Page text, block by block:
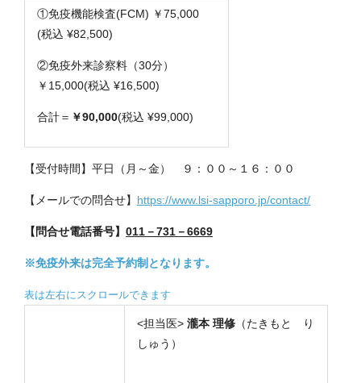
①免疫機能検査(FCM) ￥75,000
(税込 ¥82,500)
②免疫外来診察料（30分）
￥15,000(税込 ¥16,500)
合計＝ ￥90,000(税込 ¥99,000)
【受付時間】平日（月～金） ９：００～１６：００
【メールでの問合せ】 https://www.lsi-sapporo.jp/contact/
【問合せ電話番号】 011－731－6669
※免疫外来は完全予約制となります。
<担当医> 瀧本 理修 （たきもと り
しゅう）